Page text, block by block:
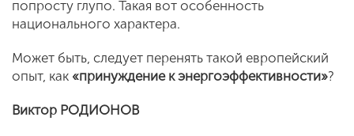
попросту глупо. Такая вот особенность
национального характера.
Может быть, следует перенять такой европейский
опыт, как «принуждение к энергоэффективности»?
Виктор РОДИОНОВ